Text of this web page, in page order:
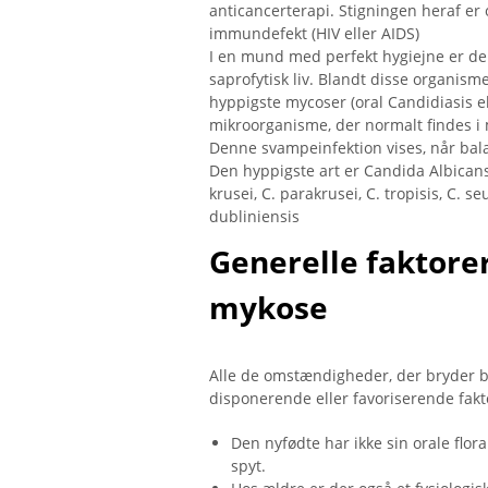
anticancerterapi. Stigningen heraf
immundefekt (HIV eller AIDS)
I en mund med perfekt hygiejne er
saprofytisk liv. Blandt disse
hyppigste mycoser (oral Candidiasis
mikroorganisme, der normalt findes i
Denne svampeinfektion vises, når
Den hyppigste art er Candida
krusei, C. parakrusei, C. tropisis, C.
dubliniensis
Generelle
mykose
Alle de omstændigheder, der bryder
disponerende eller favoriserende
Den nyfødte har ikke sin orale
spyt.